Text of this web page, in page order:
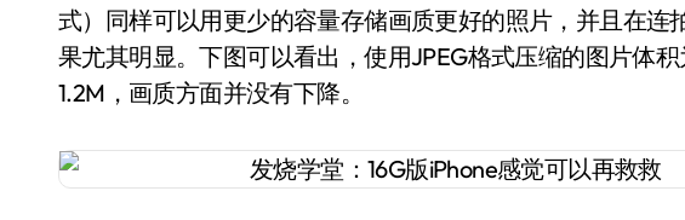
式）同样可以用更少的容量存储画质更好的照片，并且在连
果尤其明显。下图可以看出，使用JPEG格式压缩的图片体
1.2M，画质方面并没有下降。